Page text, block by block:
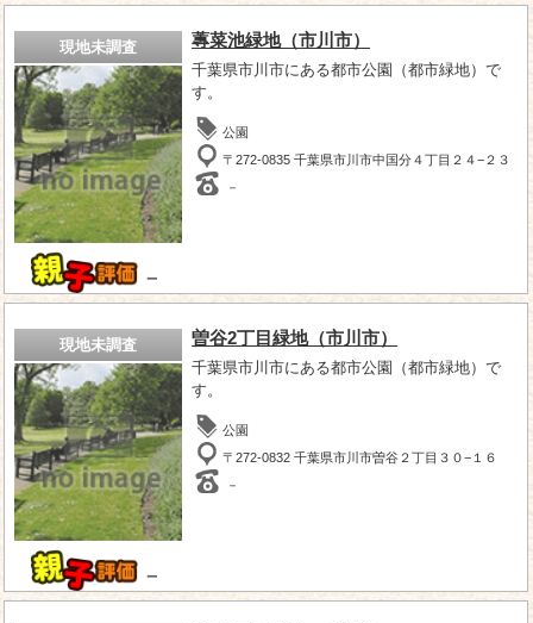
現地未調査
－
蓴菜池緑地（市川市）
千葉県市川市にある都市公園（都市緑地）で
す。
公園
〒272-0835 千葉県市川市中国分４丁目２４−２３
－
現地未調査
－
曽谷2丁目緑地（市川市）
千葉県市川市にある都市公園（都市緑地）で
す。
公園
〒272-0832 千葉県市川市曽谷２丁目３０−１６
－